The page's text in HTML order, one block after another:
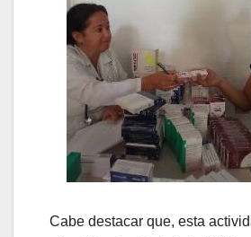
Cabe destacar que, esta